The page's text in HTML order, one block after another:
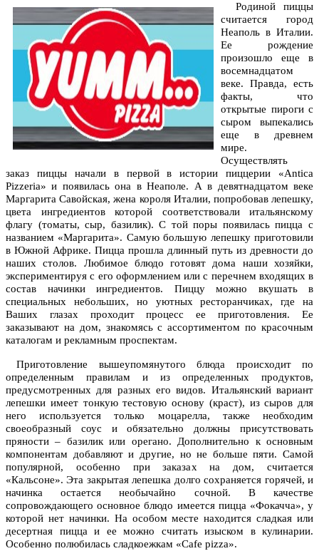
Родиной пиццы
считается город
Неаполь в Италии.
Ее рождение
произошло еще в
восемнадцатом
веке. Правда, есть
факты, что
открытые пироги с
сыром выпекались
еще в древнем
мире.
Осуществлять
заказ пиццыначали в первой в истории пиццерии «Antica
Pizzeria» и появилась она в Неаполе. А в девятнадцатом веке
Маргарита Савойская, жена короля Италии, попробовав лепешку,
цвета ингредиентов которой соответствовали итальянскому
флагу (томаты, сыр, базилик). С той поры появилась пицца с
названием «Маргарита». Самую большую лепешку приготовили
в Южной Африке. Пицца прошла длинный путь из древности до
наших столов. Любимое блюдо готовят дома наши хозяйки,
экспериментируя с его оформлением или с перечнем входящих в
состав начинки ингредиентов. Пиццу можно вкушать в
специальных небольших, но уютных ресторанчиках, где на
Ваших глазах проходит процесс ее приготовления. Ее
заказывают на дом, знакомясь с ассортиментом по красочным
каталогам и рекламным проспектам.
Приготовление вышеупомянутого блюда происходит по
определенным правилам и из определенных продуктов,
предусмотренных для разных его видов. Итальянский вариант
лепешки имеет тонкую тестовую основу (краст), из сыров для
него используется только моцарелла, также необходим
своеобразный соус и обязательно должны присутствовать
пряности – базилик или орегано. Дополнительно к основным
компонентам добавляют и другие, но не больше пяти. Самой
популярной, особенно при заказах на дом, считается
«Кальсоне». Эта закрытая лепешка долго сохраняется горячей, и
начинка остается необычайно сочной. В качестве
сопровождающего основное блюдо имеется пицца «Фокачча», у
которой нет начинки. На особом месте находится сладкая или
десертная пицца и ее можно считать изыском в кулинарии.
Особенно полюбилась сладкоежкам «Cafe pizza».